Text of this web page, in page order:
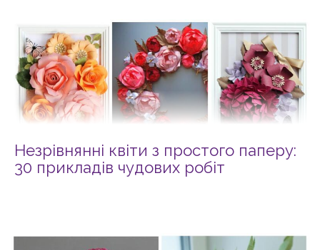
Незрівнянні квіти з простого паперу:
30 прикладів чудових робіт